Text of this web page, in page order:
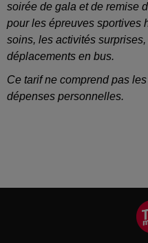
soirée de gala et de remise
pour les épreuves sportives
soins, les activités
déplacements en bus.
Ce tarif ne comprend pas
dépenses personnelles.